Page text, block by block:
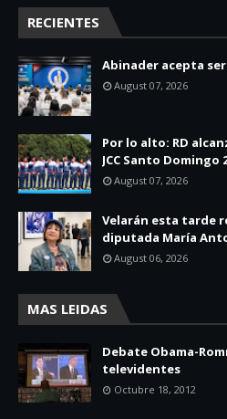
RECIENTES
Abinader acepta
August 07, 2026
Por lo alto: RD
JCC Santo Domingo
August 07, 2026
Velarán esta tarde
diputada María
August 06, 2026
MAS LEIDAS
Debate Obama-
televidentes
Octubre 18, 2012